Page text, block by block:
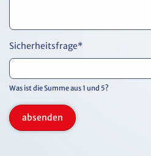
Sicherheitsfrage*
Was ist die Summe aus 1 und 5?
absenden